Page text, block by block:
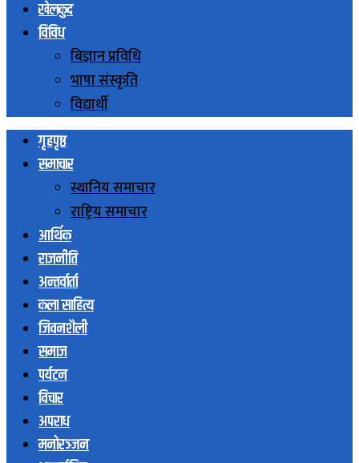
खेलकुद
विविध
बिज्ञान प्रविधि
भाषा संस्कृति
विद्यार्थी
गृहपृष्ठ
समाचार
स्थानिय समाचार
राष्ट्रिय समाचार
आर्थिक
राजनीति
अन्तर्वार्ता
कला साहित्य
जिवनशैली
समाज
पर्यटन
विचार
अपराध
मनोरञ्जन